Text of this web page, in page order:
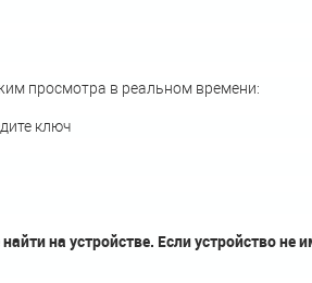
просмотра в реальном времени:
ключ
на устройстве. Если устройство не